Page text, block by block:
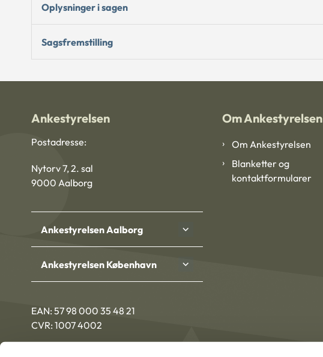
Oplysninger i sagen
Sagsfremstilling
Ankestyrelsen
Postadresse:
Nytorv 7, 2. sal
9000 Aalborg
Ankestyrelsen Aalborg
Ankestyrelsen København
EAN: 57 98 000 35 48 21
CVR: 1007 4002
Om Ankestyrelsen
Om Ankestyrelsen
Blanketter og
kontaktformularer